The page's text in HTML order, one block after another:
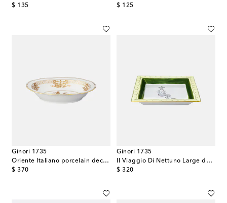
$ 135
original price
$ 125
original price
Ginori 1735
Oriente Italiano porcelain decorative tray
$ 370
original price
Ginori 1735
Il Viaggio Di Nettuno Large decorative tray by Luke Edward Hall
$ 320
original price